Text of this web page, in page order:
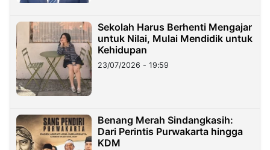
Sekolah Harus Berhenti Mengajar
untuk Nilai, Mulai Mendidik untuk
Kehidupan
23/07/2026 - 19:59
Benang Merah Sindangkasih:
Dari Perintis Purwakarta hingga
KDM